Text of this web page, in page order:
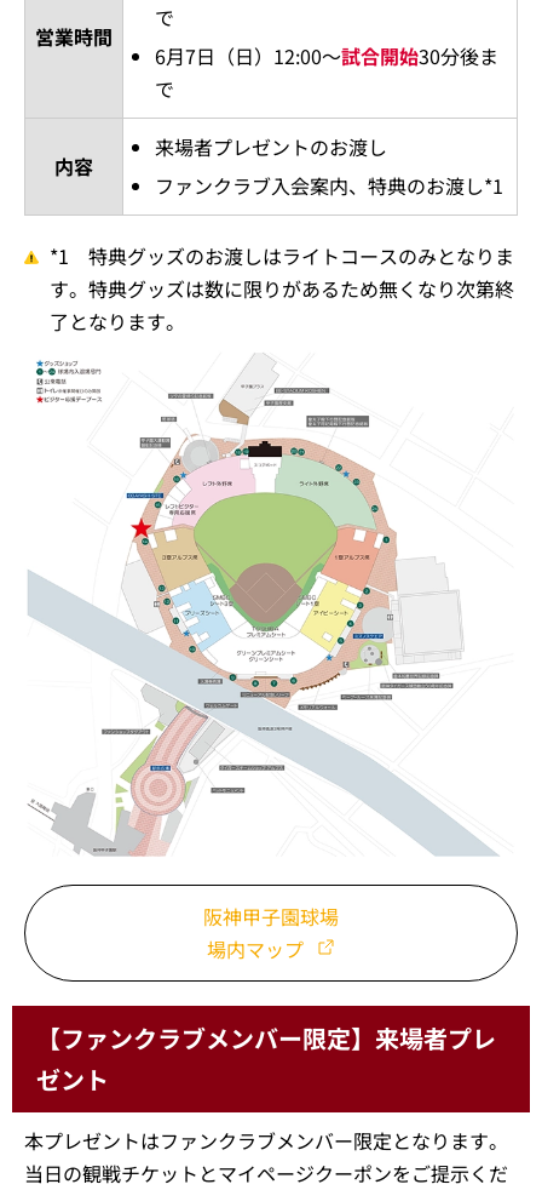
営業時間
で
6月7日（日）12:00～試合開始30分後ま
で
内容
来場者プレゼントのお渡し
ファンクラブ入会案内、特典のお渡し*1
*1 特典グッズのお渡しはライトコースのみとなりま
す。特典グッズは数に限りがあるため無くなり次第終
了となります。
阪神甲子園球場
場内マップ
【ファンクラブメンバー限定】来場者プレ
ゼント
本プレゼントはファンクラブメンバー限定となります。
当日の観戦チケットとマイページクーポンをご提示くだ